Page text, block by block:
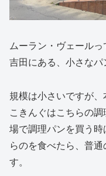
ムーラン・ヴェール
吉田にある、小さなパ
規模は小さいですが
こきんぐはこちらの
場で調理パンを買う
らのを食べたら、普
す。